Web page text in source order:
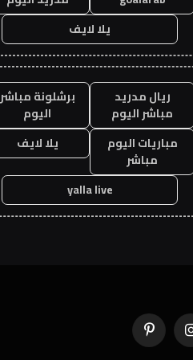
يلا لايف
ريال مدريد
مباشر اليوم
برشلونة مباشر
اليوم
مباريات اليوم
مباشر
يلا لايف
yalla live
الانستغرامبينتيريست